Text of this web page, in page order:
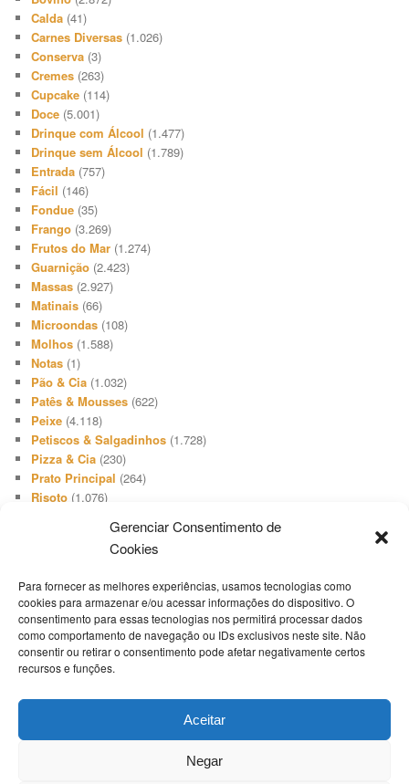
Gerenciar Consentimento de
Cookies
Para fornecer as melhores experiências, usamos tecnologias como
cookies para armazenar e/ou acessar informações do dispositivo. O
consentimento para essas tecnologias nos permitirá processar dados
como comportamento de navegação ou IDs exclusivos neste site. Não
consentir ou retirar o consentimento pode afetar negativamente certos
recursos e funções.
Aceitar
Negar
Calda (41)
Carnes Diversas (1.026)
Conserva (3)
Cremes (263)
Cupcake (114)
Doce (5.001)
Drinque com Álcool (1.477)
Drinque sem Álcool (1.789)
Entrada (757)
Fácil (146)
Fondue (35)
Frango (3.269)
Frutos do Mar (1.274)
Guarnição (2.423)
Massas (2.927)
Matinais (66)
Microondas (108)
Molhos (1.588)
Notas (1)
Pão & Cia (1.032)
Patês & Mousses (622)
Peixe (4.118)
Petiscos & Salgadinhos (1.728)
Pizza & Cia (230)
Prato Principal (264)
Risoto (1.076)
(66)
Sanduíches & Lanches
Sopa & Cia(2.731)
Sorvete(416)
Suíno(1.503)
Televisão(19)
Tempero(46)
Uncategorized(1)